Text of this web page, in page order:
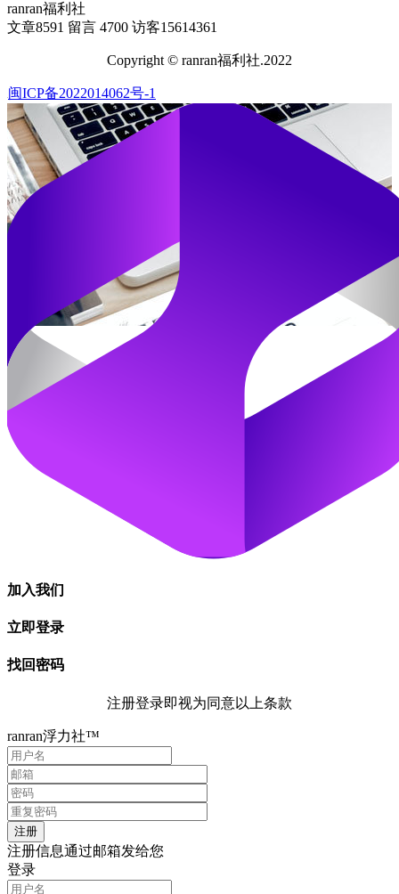
ranran福利社
文章8591
闽ICP备2022014062号-1